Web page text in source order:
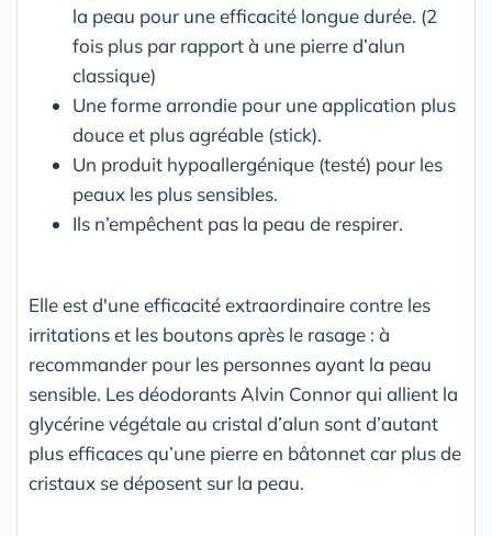
la peau pour une efficacité longue durée. (2
fois plus par rapport à une pierre d’alun
classique)
Une forme arrondie pour une application plus
douce et plus agréable (stick).
Un produit hypoallergénique (testé) pour les
peaux les plus sensibles.
Ils n’empêchent pas la peau de respirer.
Elle est d'une efficacité extraordinaire contre les
irritations et les boutons après le rasage : à
recommander pour les personnes ayant la peau
sensible. Les déodorants Alvin Connor qui allient la
glycérine végétale au cristal d’alun sont d’autant
plus efficaces qu’une pierre en bâtonnet car plus de
cristaux se déposent sur la peau.